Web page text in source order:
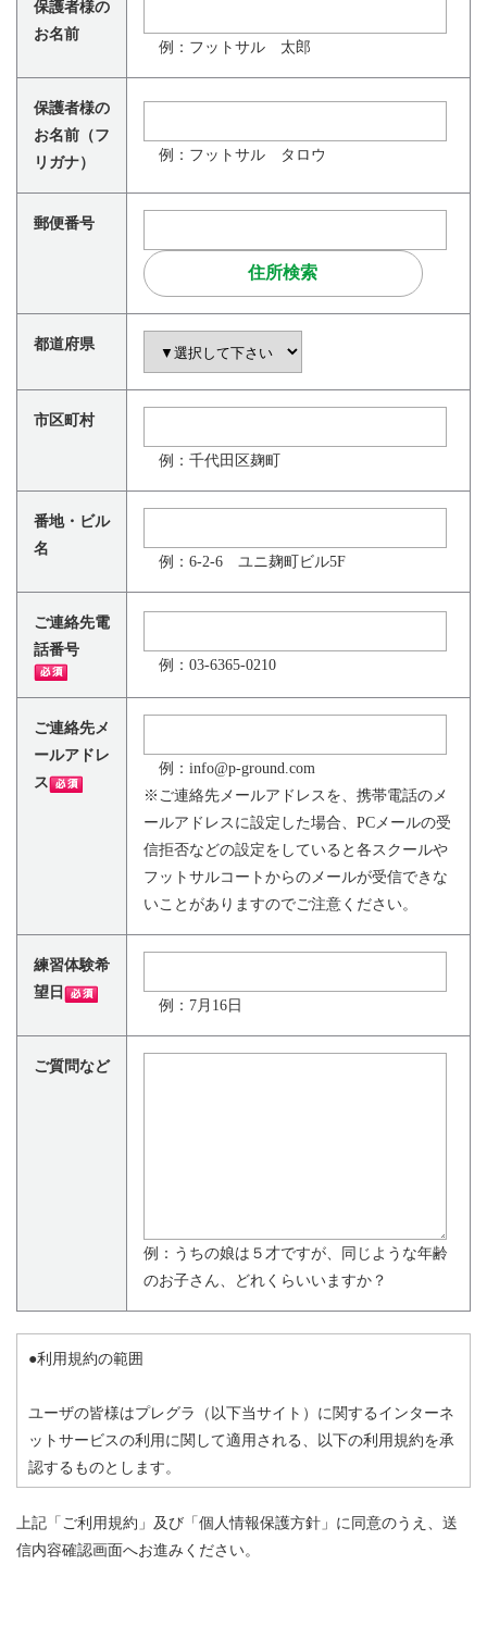
保護者様の
お名前
例：フットサル 太郎
保護者様の
お名前（フ
リガナ）
例：フットサル タロウ
郵便番号
都道府県
市区町村
例：千代田区麹町
番地・ビル
名
例：6-2-6 ユニ麹町ビル5F
ご連絡先電
話番号
例：03-6365-0210
ご連絡先メ
ールアドレ
ス
例：info@p-ground.com
※ご連絡先メールアドレスを、携帯電話のメ
ールアドレスに設定した場合、PCメールの受
信拒否などの設定をしていると各スクールや
フットサルコートからのメールが受信できな
いことがありますのでご注意ください。
練習体験希
望日
例：7月16日
ご質問など
例：うちの娘は５才ですが、同じような年齢
のお子さん、どれくらいいますか？
●利用規約の範囲
ユーザの皆様はプレグラ（以下当サイト）に関するインターネ
ットサービスの利用に関して適用される、以下の利用規約を承
認するものとします。
この利用規約の他、当サイトからリンクされた他サイト、また
利用する個別サービスの利用規約（本利用規約では網羅できな
上記「ご利用規約」及び「個人情報保護方針」に同意のうえ、送
信内容確認画面へお進みください。